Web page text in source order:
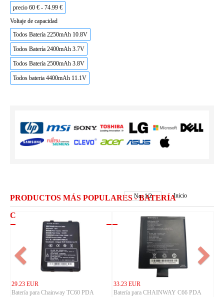
precio 60 € - 74.99 €
Voltaje de capacidad
Todos Batería 2250mAh 10.8V
Todos Batería 2400mAh 3.7V
Todos Batería 2500mAh 3.8V
Todos bateria 4400mAh 11.1V
PRODUCTOS MÁS POPULARES - BATERÍA
CHAINWAY
No.1/2 Inicio
29.23 EUR
Batería para Chainway TC60 PDA
33.23 EUR
Batería para CHAINWAY C66 PDA